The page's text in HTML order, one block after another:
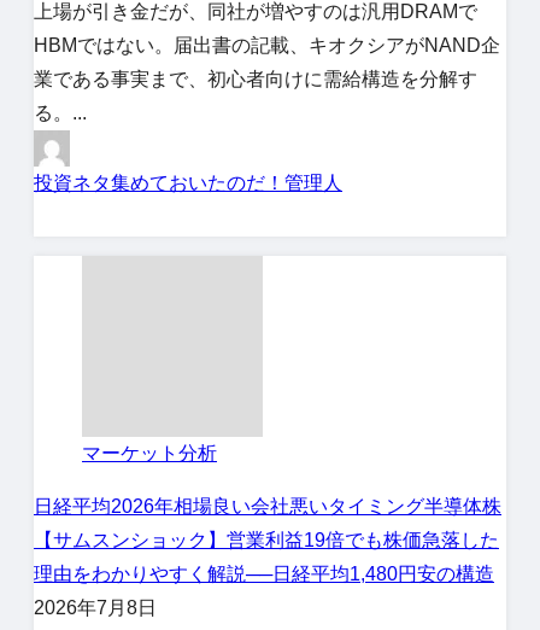
上場が引き金だが、同社が増やすのは汎用DRAMで
HBMではない。届出書の記載、キオクシアがNAND企
業である事実まで、初心者向けに需給構造を分解す
る。...
投資ネタ集めておいたのだ！管理人
マーケット分析
日経平均2026年相場良い会社悪いタイミング半導体株
【サムスンショック】営業利益19倍でも株価急落した
理由をわかりやすく解説──日経平均1,480円安の構造
2026年7月8日